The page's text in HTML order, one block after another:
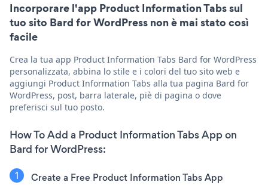
Incorporare l'app Product Information Tabs sul
tuo sito Bard for WordPress non è mai stato così
facile
Crea la tua app Product Information Tabs Bard for WordPress
personalizzata, abbina lo stile e i colori del tuo sito web e
aggiungi Product Information Tabs alla tua pagina Bard for
WordPress, post, barra laterale, piè di pagina o dove
preferisci sul tuo posto.
How To Add a Product Information Tabs App on
Bard for WordPress:
Create a Free Product Information Tabs App